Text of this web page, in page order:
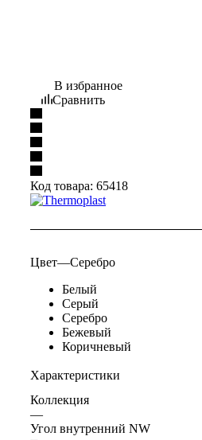
В избранное
Сравнить
Код товара: 65418
Цвет—Серебро
Белый
Серый
Серебро
Бежевый
Коричневый
Характеристики
Коллекция
—
Угол внутренний NW